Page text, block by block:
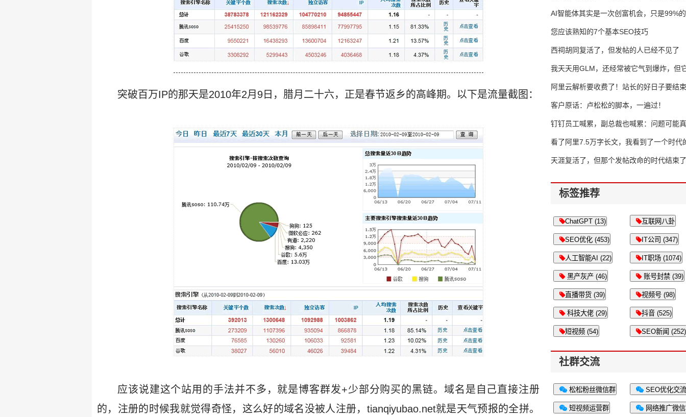
突破百万IP的那天是2010年2月9日，腊月二十六，正是春节返乡的高峰期。以下是流量截图：
应该说建这个站用的手法并不多，就是博客群发+少部分购买的黑链。域名是自己直接注册
的，注册的时候我就觉得奇怪，这么好的域名没被人注册，tianqiyubao.net就是天气预报的全拼。
AI智能体其实是一次创富机会，只是99%
错过了
您应该熟知的7个基本SEO技巧
西祠胡同复活了，但发帖的人已经不见了
我天天用GLM，还经常被它气到爆炸，但
16万亿
阿里云解析要收费了！站长的好日子要结
客户原话：卢松松的脚本，一遍过！
钉钉员工喊累，副总裁也喊累：问题可能
了
看了阿里7.5万字长文，我看到了一个时代
天涯复活了，但那个发帖改命的时代结束了
标签推荐
ChatGPT (13) 互联网八卦
SEO优化 (453) IT公司 (347)
人工智能AI (22) IT职场 (1074)
黑产灰产 (46) 账号封禁 (39)
直播带货 (39) 视频号 (98)
科技大佬 (29) 抖音 (525)
短视频 (54) SEO新闻 (252)
社群交流
松松粉丝微信群 SEO优化交
短视频运营群 网络推广微